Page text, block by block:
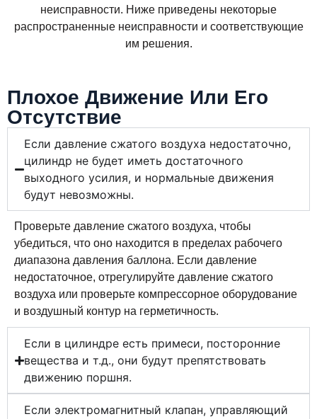
неисправности. Ниже приведены некоторые
распространенные неисправности и соответствующие
им решения.
Плохое Движение Или Его
Отсутствие
Если давление сжатого воздуха недостаточно,
цилиндр не будет иметь достаточного
выходного усилия, и нормальные движения
будут невозможны.
Проверьте давление сжатого воздуха, чтобы
убедиться, что оно находится в пределах рабочего
диапазона давления баллона. Если давление
недостаточное, отрегулируйте давление сжатого
воздуха или проверьте компрессорное оборудование
и воздушный контур на герметичность.
Если в цилиндре есть примеси, посторонние
вещества и т.д., они будут препятствовать
движению поршня.
Если электромагнитный клапан, управляющий